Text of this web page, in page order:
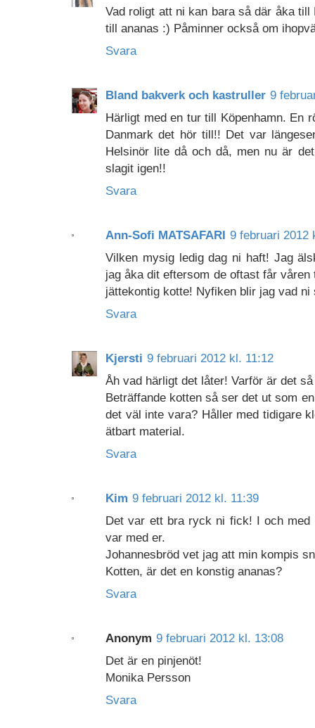
Vad roligt att ni kan bara så där åka
till ananas :) Påminner också om
Svara
Bland bakverk och kastruller 9
Härligt med en tur till Köpenhamn. En
Danmark det hör till!! Det var
Helsinör lite då och då, men nu är
slagit igen!!
Svara
Ann-Sofi MATSAFARI 9 februari 2012
Vilken mysig ledig dag ni haft! Jag
jag åka dit eftersom de oftast får
jättekontig kotte! Nyfiken blir jag vad ni
Svara
Kjersti 9 februari 2012 kl. 11:12
Åh vad härligt det låter! Varför är det
Beträffande kotten så ser det ut som
det väl inte vara? Håller med tidigare
ätbart material.
Svara
Kim 9 februari 2012 kl. 11:39
Det var ett bra ryck ni fick! I och med
var med er.
Johannesbröd vet jag att min kompis
Kotten, är det en konstig ananas?
Svara
Anonym 9 februari 2012 kl. 13:08
Det är en pinjenöt!
Monika Persson
Svara